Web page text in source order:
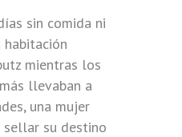
sin comida ni
mientras los
llevaban a
una mujer
sellar su destino